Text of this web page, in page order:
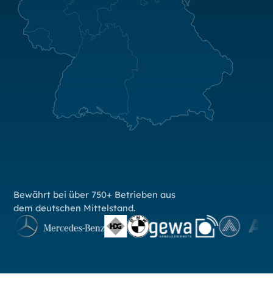
Bewährt bei über 750+ Betrieben aus
dem deutschen Mittelstand.